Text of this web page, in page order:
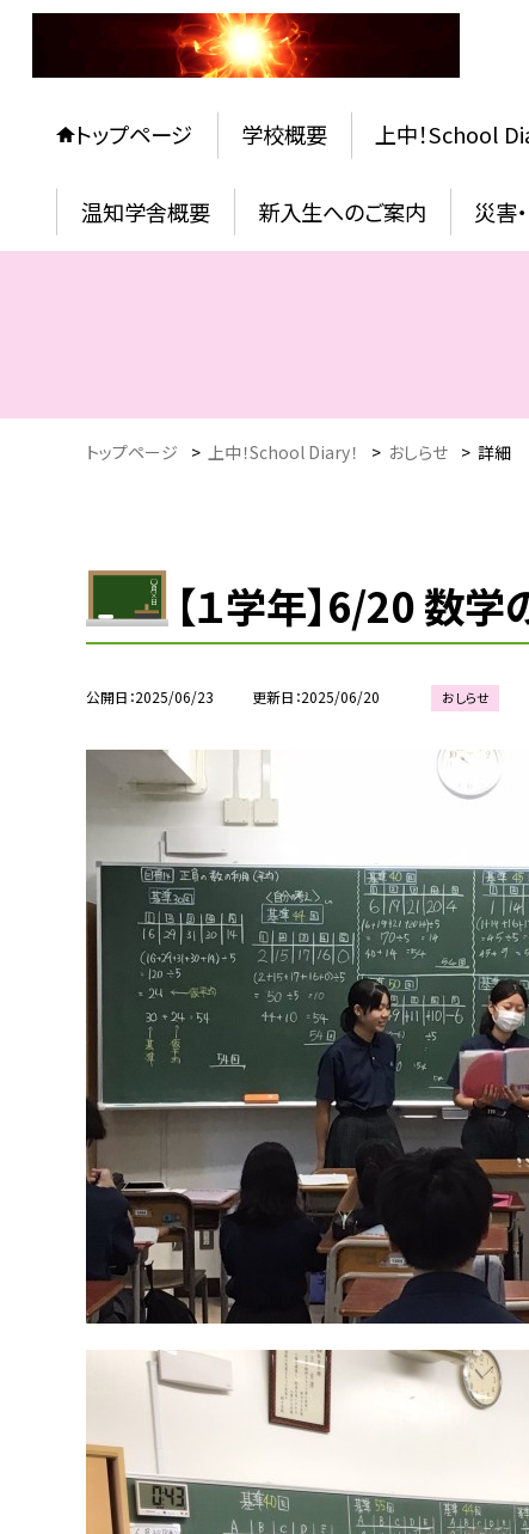
トップページ 学校概要 上中！School
温知学舎概要 新入生へのご案内 災害
トップページ > 上中！School Diary！ > おしらせ > 詳細
【１学年】6/20 数学
公開日 2025/06/23 更新日 2025/06/20 おしらせ